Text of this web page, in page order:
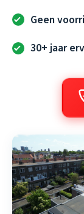
Geen
30+ jaar